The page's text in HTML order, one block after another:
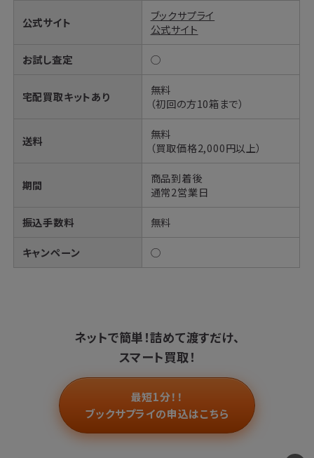
公式サイト
ブックサプライ
公式サイト
お試し査定 ◯
宅配買取キットあり
無料
（初回の方10箱まで）
送料
無料
（買取価格2,000円以上）
期間
商品到着後
通常2営業日
振込手数料 無料
キャンペーン ◯
ネットで簡単！詰めて渡すだけ、
スマート買取！
最短1分！！
ブックサプライの申込はこちら